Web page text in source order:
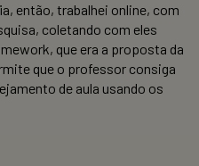
então, trabalhei online, com
coletando com eles
que era a proposta da
que o professor consiga
de aula usando os